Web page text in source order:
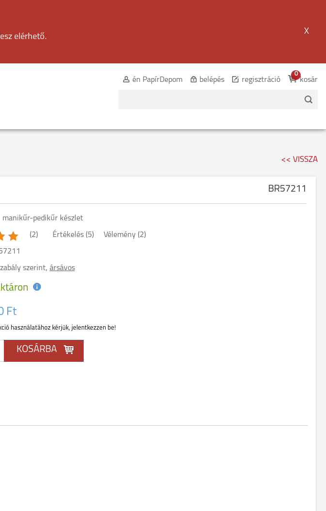
elérhető.
X
én PapírDepom belépés regisztráció kosár
0
<< VISSZA
BR57211
manikűr-pedikűr készlet
(2) Értékelés (5) Vélemény (2)
szerint, ársávos
Ft
használatához kérjük, jelentkezzen be!